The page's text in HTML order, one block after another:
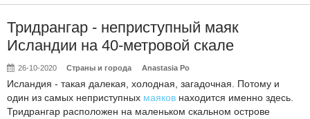
Тридрангар - неприступный маяк
Исландии на 40-метровой скале
26-10-2020 Страны и города Anastasia Po
Исландия - такая далекая, холодная, загадочная. Потому и
один из самых неприступных маяков находится именно здесь.
Тридрангар расположен на маленьком скальном острове